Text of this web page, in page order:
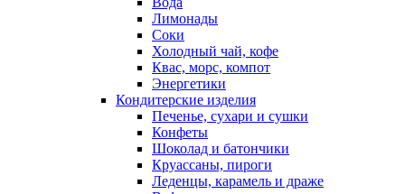
Лимонады
Соки
Холодный чай, кофе
Квас, морс, компот
Энергетики
Кондитерские изделия
Печенье, сухари и сушки
Конфеты
Шоколад и батончики
Круассаны, пироги
Леденцы, карамель и драже